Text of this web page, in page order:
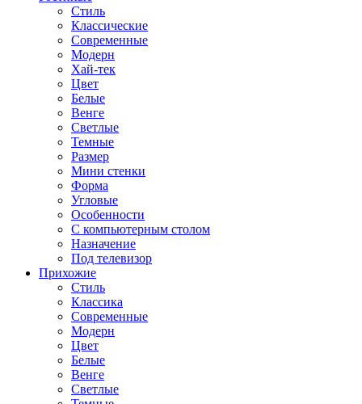
Стиль
Классические
Современные
Модерн
Хай-тек
Цвет
Белые
Венге
Светлые
Темные
Размер
Мини стенки
Форма
Угловые
Особенности
С компьютерным столом
Назначение
Под телевизор
Прихожие
Стиль
Классика
Современные
Модерн
Цвет
Белые
Венге
Светлые